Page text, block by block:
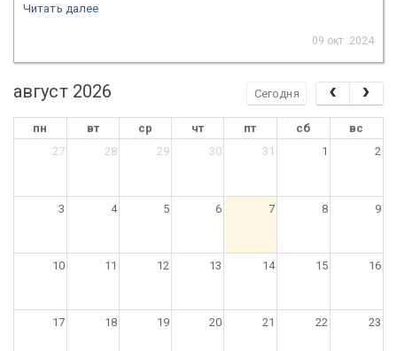
Читать далее
09 окт. 2024
август 2026 Сегодня
пн вт ср чт пт сб
вс
27
28 29 30 31 1 2
3 4 5 6 7 8 9
10 11 12 13 14 15 16
17 18 19 20 21 22 23